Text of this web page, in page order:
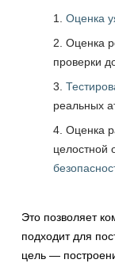
Оценка
Оценка
проверки
реальных
Оценка
целостной
Это позволяет
подходит для
цель —